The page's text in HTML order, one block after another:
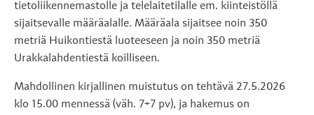
tietoliikennemastolle ja telelaitetilalle em. kiinteistöllä
sijaitsevalle määräalalle. Määräala sijaitsee noin 350
metriä Huikontiestä luoteeseen ja noin 350 metriä
Urakkalahdentiestä koilliseen.
Mahdollinen kirjallinen muistutus on tehtävä 27.5.2026
klo 15.00 mennessä (väh. 7+7 pv), ja hakemus on